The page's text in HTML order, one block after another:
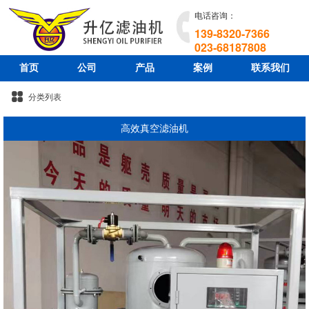
电话咨询：
139-8320-7366
023-68187808
首页 公司 产品 案例 联系我们
分类列表
高效真空滤油机